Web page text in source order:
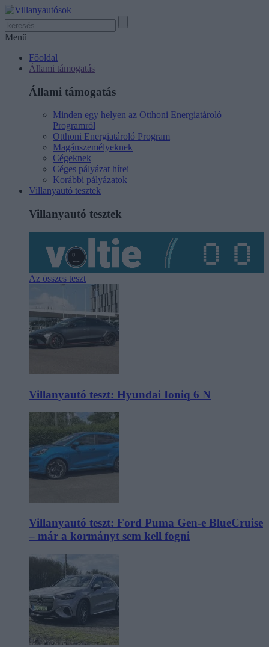
Menü
Főoldal
Állami támogatás
Állami támogatás
Minden egy helyen az Otthoni Energiatároló
Programról
Otthoni Energiatároló Program
Magánszemélyeknek
Cégeknek
Céges pályázat hírei
Korábbi pályázatok
Villanyautó tesztek
Villanyautó tesztek
Az összes teszt
Villanyautó teszt: Hyundai Ioniq 6 N
Villanyautó teszt: Ford Puma Gen-e BlueCruise
– már a kormányt sem kell fogni